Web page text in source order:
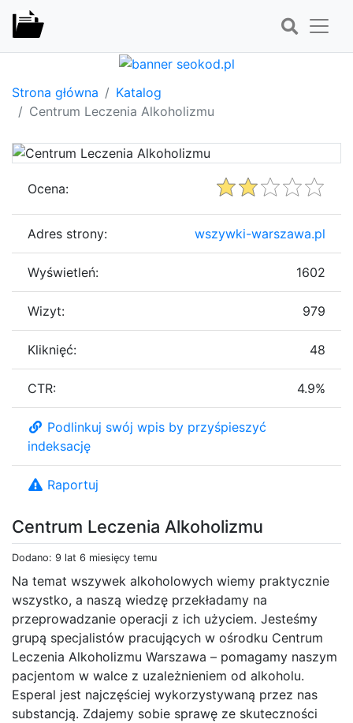
Strona główna
Katalog
Centrum Leczenia Alkoholizmu
Centrum Leczenia Alkoholizmu
Dodano: 9 lat 6 miesięcy temu
Na temat wszywek alkoholowych wiemy praktycznie
wszystko, a naszą wiedzę przekładamy na
przeprowadzanie operacji z ich użyciem. Jesteśmy
grupą specjalistów pracujących w ośrodku Centrum
Leczenia Alkoholizmu Warszawa – pomagamy naszym
pacjentom w walce z uzależnieniem od alkoholu.
Esperal jest najczęściej wykorzystywaną przez nas
substancją. Zdajemy sobie sprawę ze skuteczności
Ocena:
Adres strony: wszywki-warszawa.pl
Wyświetleń: 1602
Wizyt: 979
Kliknięć: 48
CTR: 4.9%
Podlinkuj swój wpis by przyśpieszyć
indeksację
Raportuj